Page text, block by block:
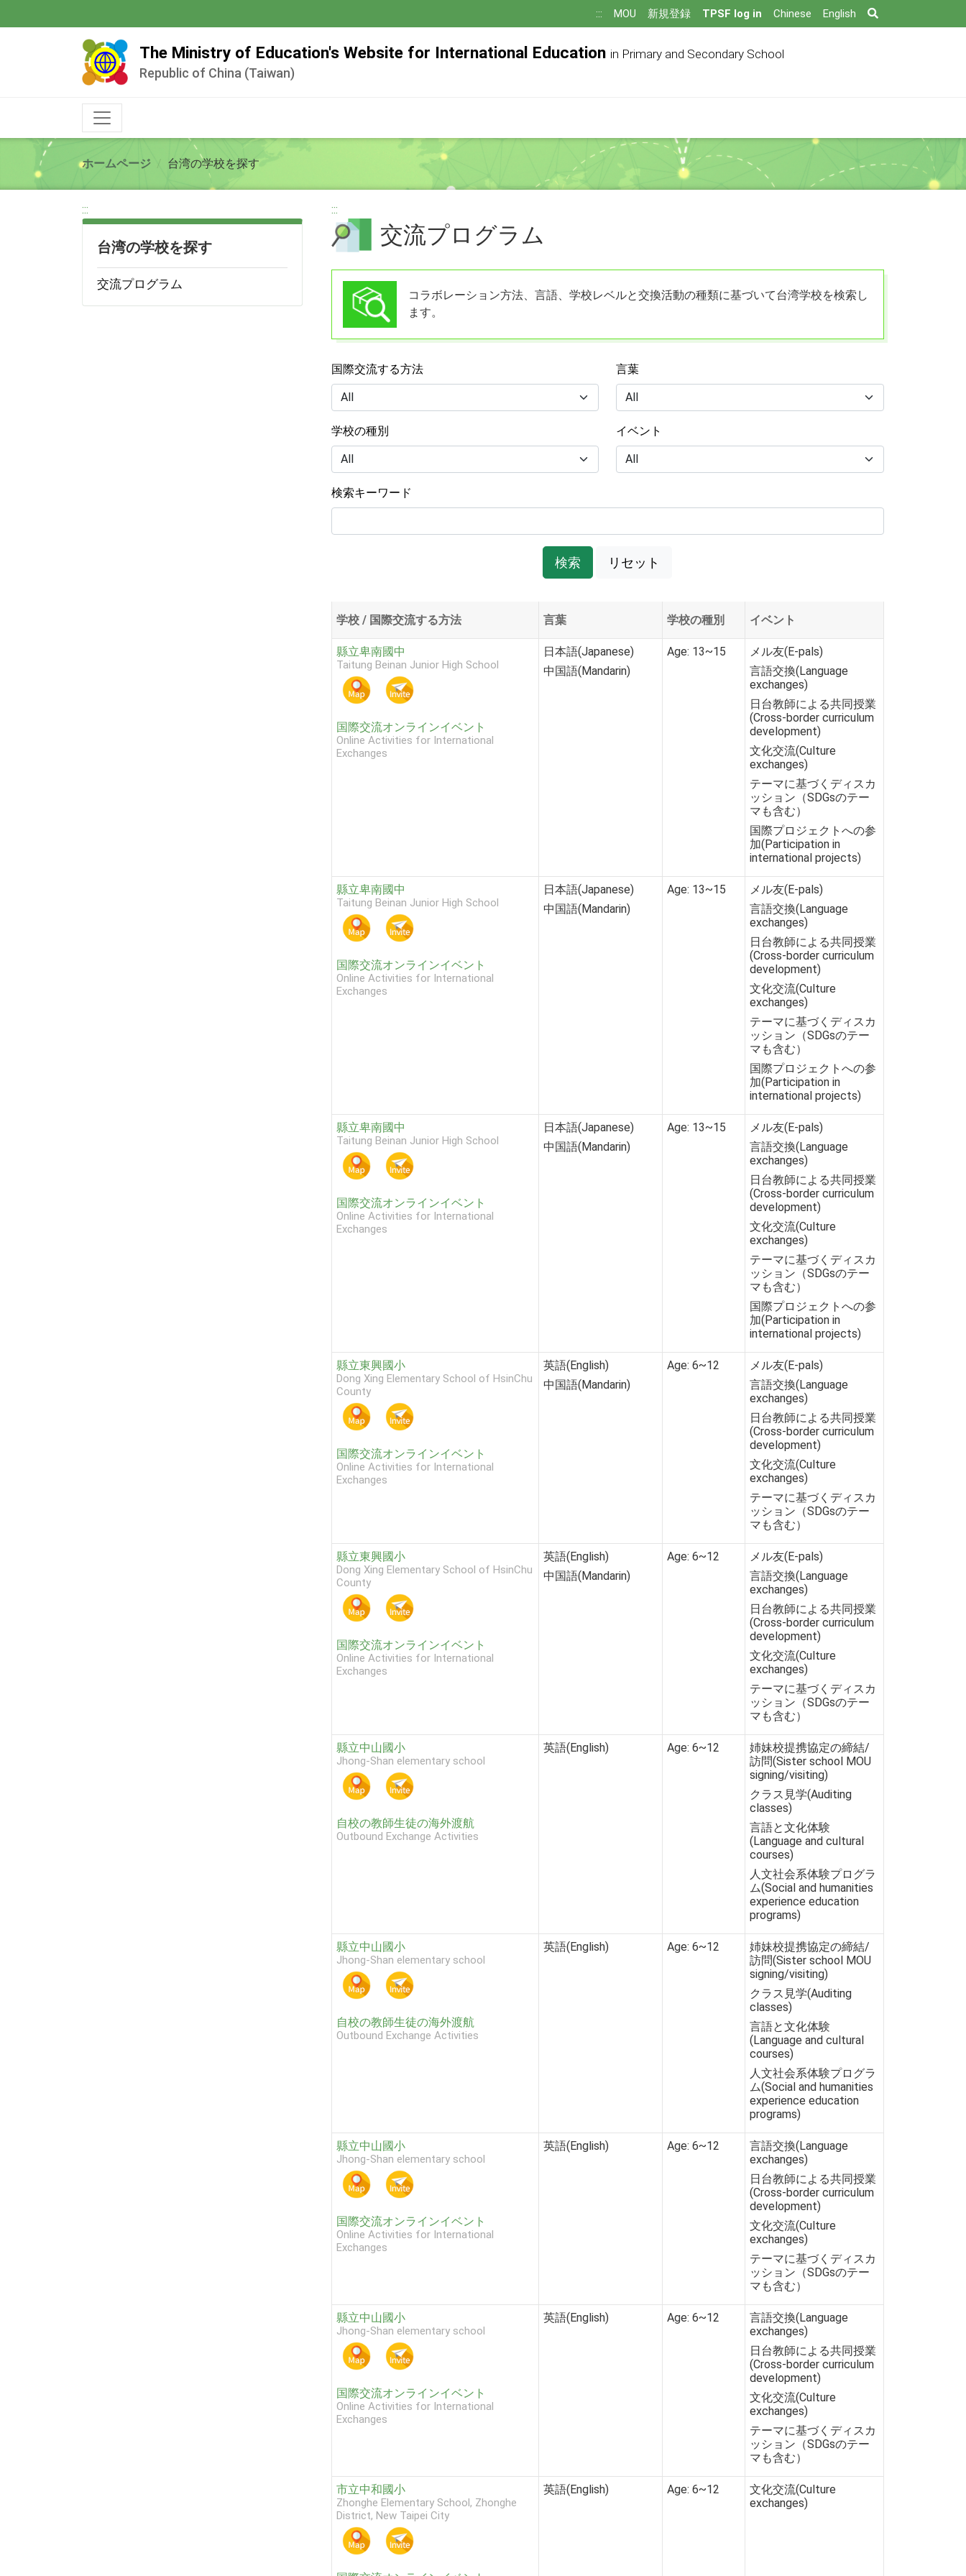
到
::: MOU 新規登録 TPSF log in Chinese English
The Ministry of Education's Website for International Education in Primary and Secondary School
Republic of China (Taiwan)
ホームページ 台湾の学校を探す
:::
台湾の学校を探す
交流プログラム
:::
交流プログラム
コラボレーション方法、言語、学校レベルと交換活動の種類に基づいて台湾学校を検索し
ます。
国際交流する方法 言葉
学校の種別 イベント
検索キーワード
検索 リセット
学校 / 国際交流する方法 言葉 学校の種別 イベント
縣立卑南國中
Taitung Beinan Junior High School
国際交流オンラインイベント
Online Activities for International
Exchanges
日本語(Japanese)
中国語(Mandarin)
Age: 13~15
メル友(E-pals)
言語交換(Language
exchanges)
日台教師による共同授業
(Cross-border curriculum
development)
文化交流(Culture
exchanges)
テーマに基づくディスカ
ッション（SDGsのテー
マも含む）
国際プロジェクトへの参
加(Participation in
international projects)
縣立卑南國中
Taitung Beinan Junior High School
国際交流オンラインイベント
Online Activities for International
Exchanges
日本語(Japanese)
中国語(Mandarin)
Age: 13~15
メル友(E-pals)
言語交換(Language
exchanges)
日台教師による共同授業
(Cross-border curriculum
development)
文化交流(Culture
exchanges)
テーマに基づくディスカ
ッション（SDGsのテー
マも含む）
国際プロジェクトへの参
加(Participation in
international projects)
縣立卑南國中
Taitung Beinan Junior High School
国際交流オンラインイベント
Online Activities for International
Exchanges
日本語(Japanese)
中国語(Mandarin)
Age: 13~15
メル友(E-pals)
言語交換(Language
exchanges)
日台教師による共同授業
(Cross-border curriculum
development)
文化交流(Culture
exchanges)
テーマに基づくディスカ
ッション（SDGsのテー
マも含む）
国際プロジェクトへの参
加(Participation in
international projects)
縣立東興國小
Dong Xing Elementary School of HsinChu
County
国際交流オンラインイベント
Online Activities for International
Exchanges
英語(English)
中国語(Mandarin)
Age: 6~12
メル友(E-pals)
言語交換(Language
exchanges)
日台教師による共同授業
(Cross-border curriculum
development)
文化交流(Culture
exchanges)
テーマに基づくディスカ
ッション（SDGsのテー
マも含む）
縣立東興國小
Dong Xing Elementary School of HsinChu
County
国際交流オンラインイベント
Online Activities for International
Exchanges
英語(English)
中国語(Mandarin)
Age: 6~12
メル友(E-pals)
言語交換(Language
exchanges)
日台教師による共同授業
(Cross-border curriculum
development)
文化交流(Culture
exchanges)
テーマに基づくディスカ
ッション（SDGsのテー
マも含む）
縣立中山國小
Jhong-Shan elementary school
自校の教師生徒の海外渡航
Outbound Exchange Activities
英語(English) Age: 6~12
姉妹校提携協定の締結/
訪問(Sister school MOU
signing/visiting)
クラス見学(Auditing
classes)
言語と文化体験
(Language and cultural
courses)
人文社会系体験プログラ
ム(Social and humanities
experience education
programs)
縣立中山國小
Jhong-Shan elementary school
自校の教師生徒の海外渡航
Outbound Exchange Activities
英語(English) Age: 6~12
姉妹校提携協定の締結/
訪問(Sister school MOU
signing/visiting)
クラス見学(Auditing
classes)
言語と文化体験
(Language and cultural
courses)
人文社会系体験プログラ
ム(Social and humanities
experience education
programs)
縣立中山國小
Jhong-Shan elementary school
国際交流オンラインイベント
Online Activities for International
Exchanges
英語(English) Age: 6~12
言語交換(Language
exchanges)
日台教師による共同授業
(Cross-border curriculum
development)
文化交流(Culture
exchanges)
テーマに基づくディスカ
ッション（SDGsのテー
マも含む）
縣立中山國小
Jhong-Shan elementary school
国際交流オンラインイベント
Online Activities for International
Exchanges
英語(English) Age: 6~12
言語交換(Language
exchanges)
日台教師による共同授業
(Cross-border curriculum
development)
文化交流(Culture
exchanges)
テーマに基づくディスカ
ッション（SDGsのテー
マも含む）
市立中和國小
Zhonghe Elementary School, Zhonghe
District, New Taipei City
英語(English) Age: 6~12
文化交流(Culture
exchanges)